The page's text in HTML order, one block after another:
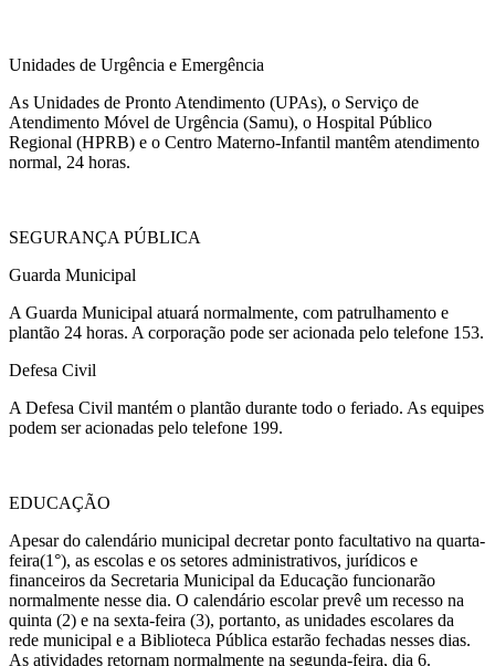
Unidades de Urgência e Emergência
As Unidades de Pronto Atendimento (UPAs), o Serviço de
Atendimento Móvel de Urgência (Samu), o Hospital Público
Regional (HPRB) e o Centro Materno-Infantil mantêm atendimento
normal, 24 horas.
SEGURANÇA PÚBLICA
Guarda Municipal
A Guarda Municipal atuará normalmente, com patrulhamento e
plantão 24 horas. A corporação pode ser acionada pelo telefone 153.
Defesa Civil
A Defesa Civil mantém o plantão durante todo o feriado. As equipes
podem ser acionadas pelo telefone 199.
EDUCAÇÃO
Apesar do calendário municipal decretar ponto facultativo na quarta-
feira(1°), as escolas e os setores administrativos, jurídicos e
financeiros da Secretaria Municipal da Educação funcionarão
normalmente nesse dia. O calendário escolar prevê um recesso na
quinta (2) e na sexta-feira (3), portanto, as unidades escolares da
rede municipal e a Biblioteca Pública estarão fechadas nesses dias.
As atividades retornam normalmente na segunda-feira, dia 6.